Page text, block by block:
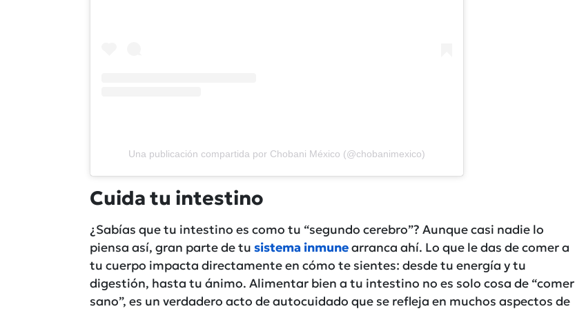
Una publicación compartida por Chobani México (@chobanimexico)
Cuida tu intestino
¿Sabías que tu intestino es como tu “segundo cerebro”? Aunque casi nadie lo
piensa así, gran parte de tu sistema inmunearranca ahí. Lo que le das de comer a
tu cuerpo impacta directamente en cómo te sientes: desde tu energía y tu
digestión, hasta tu ánimo. Alimentar bien a tu intestino no es solo cosa de “comer
sano”, es un verdadero acto de autocuidado que se refleja en muchos aspectos de